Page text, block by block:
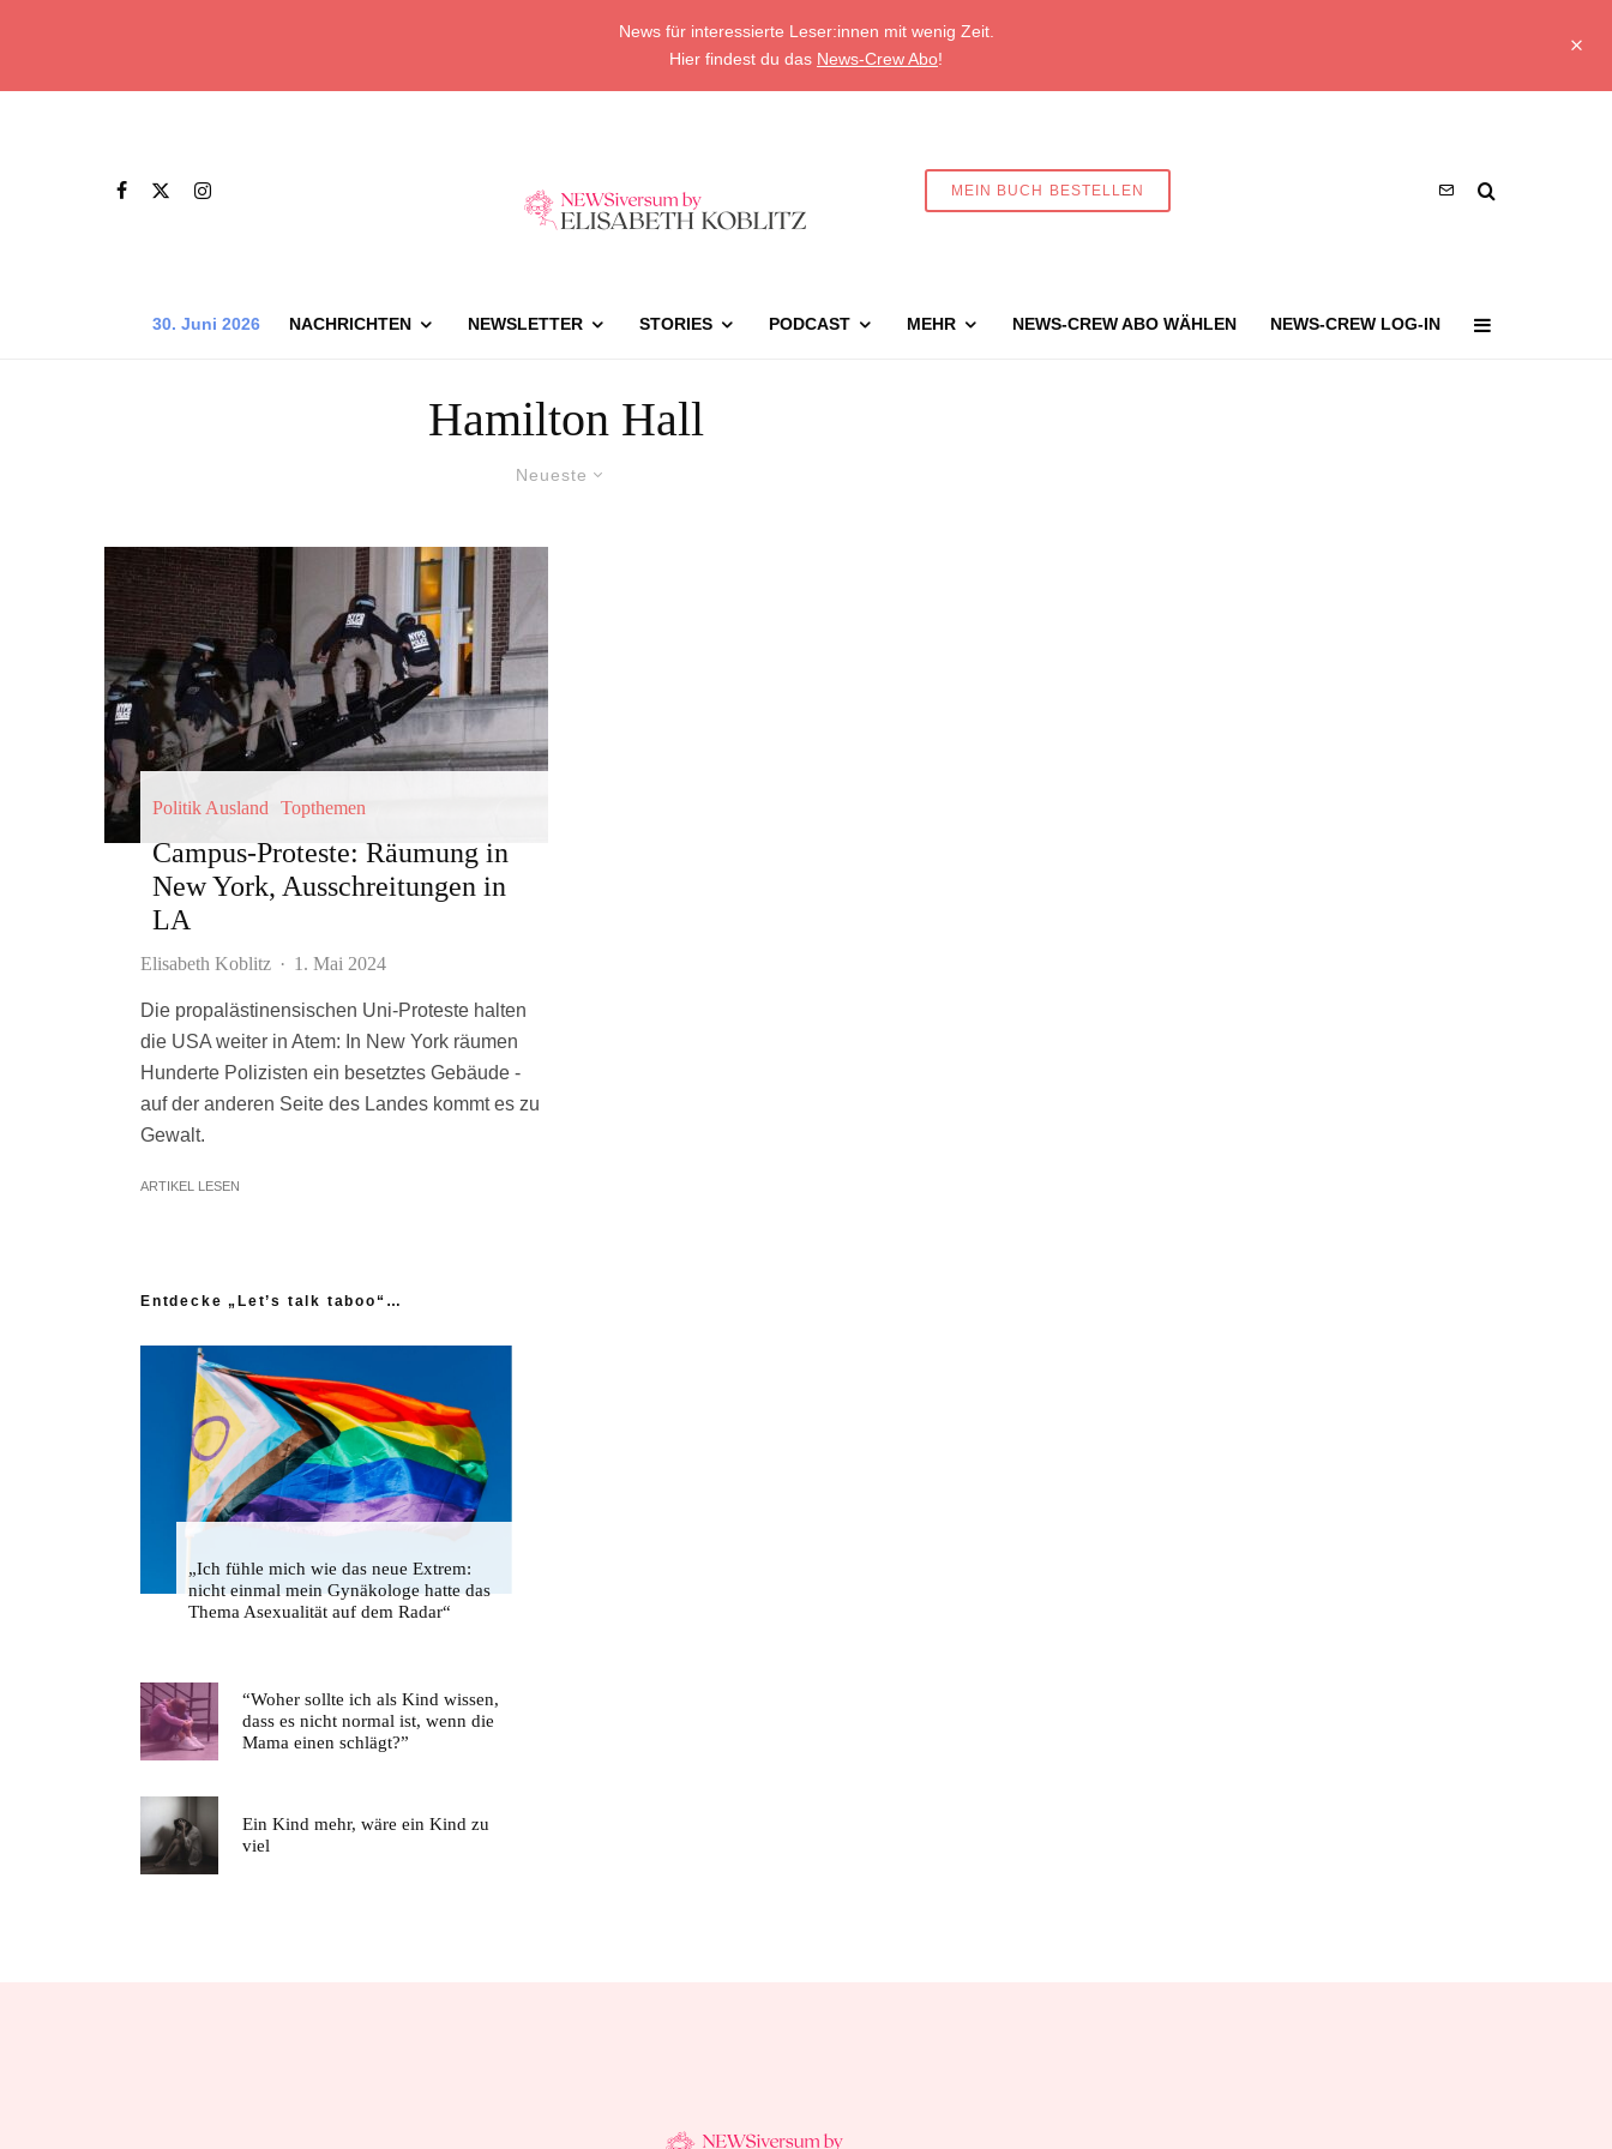
News für interessierte Leser:innen mit wenig Zeit.
Hier findest du das News-Crew Abo!
MEIN BUCH BESTELLEN
30. Juni 2026 NACHRICHTEN NEWSLETTER STORIES PODCAST MEHR NEWS-CREW ABO WÄHLEN NEWS-CREW LOG-IN
Hamilton Hall
Neueste
Politik Ausland Topthemen
Campus-Proteste: Räumung in
New York, Ausschreitungen in
LA
Elisabeth Koblitz · 1. Mai 2024
Die propalästinensischen Uni-Proteste halten
die USA weiter in Atem: In New York räumen
Hunderte Polizisten ein besetztes Gebäude -
auf der anderen Seite des Landes kommt es zu
Gewalt.
ARTIKEL LESEN
Entdecke „Let’s talk taboo“…
„Ich fühle mich wie das neue Extrem:
nicht einmal mein Gynäkologe hatte das
Thema Asexualität auf dem Radar“
“Woher sollte ich als Kind wissen,
dass es nicht normal ist, wenn die
Mama einen schlägt?”
Ein Kind mehr, wäre ein Kind zu
viel